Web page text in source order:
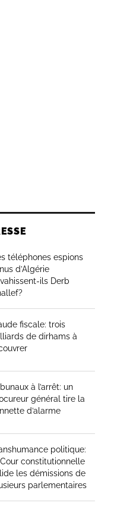
téléphones espions
d’Algérie
ils Derb
fiscale: trois
de dirhams à
à l’arrêt: un
général tire la
d’alarme
politique:
Cour constitutionnelle
les démissions de
parlementaires